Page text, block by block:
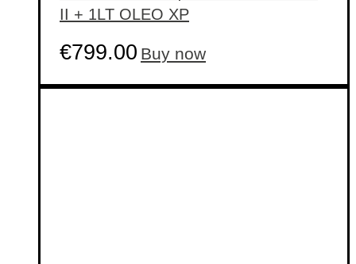
II + 1LT OLEO XP
€799.00 Buy now